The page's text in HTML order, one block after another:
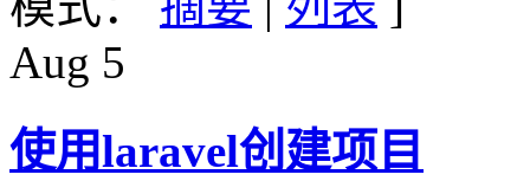
Aug 5
使用laravel创建项目